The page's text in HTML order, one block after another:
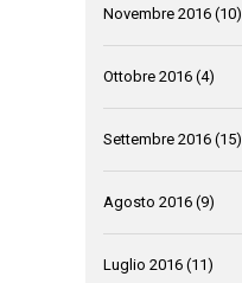
Novembre 2016 (10)
Ottobre 2016 (4)
Settembre 2016 (15)
Agosto 2016 (9)
Luglio 2016 (11)